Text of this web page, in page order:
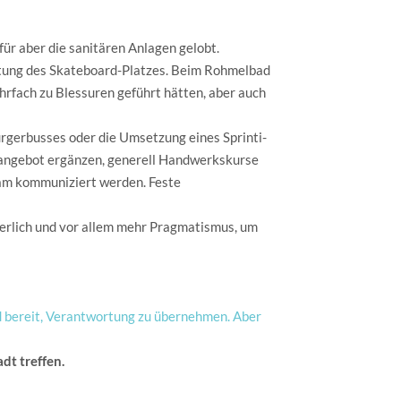
aber die sanitären Anlagen gelobt.
des Skateboard-Platzes. Beim Rohmelbad
zu Blessuren geführt hätten, aber auch
oder die Umsetzung eines Sprinti-
ergänzen, generell Handwerkskurse
kommuniziert werden. Feste
und vor allem mehr Pragmatismus, um
Verantwortung zu übernehmen. Aber
treffen.